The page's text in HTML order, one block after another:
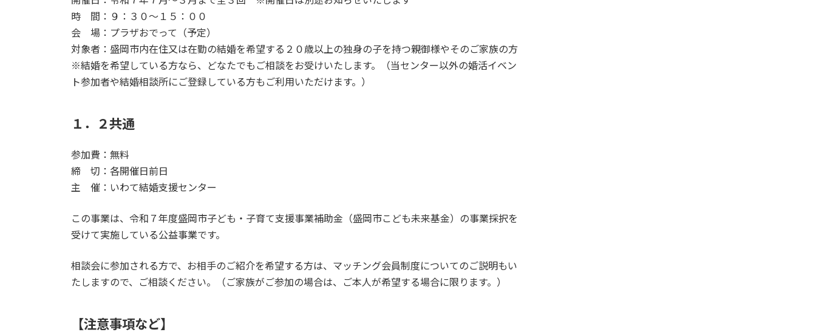
時 間：９：３０～１５：００
会 場：プラザおでって（予定）
対象者：盛岡市内在住又は在勤の結婚を希望する２０歳以上の独身の子を持つ親御様やそのご家族の方
※結婚を希望している方なら、どなたでもご相談をお受けいたします。（当センター以外の婚活イベン
ト参加者や結婚相談所にご登録している方もご利用いただけます。）
１．２共通
参加費：無料
締 切：各開催日前日
主 催：いわて結婚支援センター
この事業は、令和７年度盛岡市子ども・子育て支援事業補助金（盛岡市こども未来基金）の事業採択を
受けて実施している公益事業です。
相談会に参加される方で、お相手のご紹介を希望する方は、マッチング会員制度についてのご説明もい
たしますので、ご相談ください。（ご家族がご参加の場合は、ご本人が希望する場合に限ります。）
【注意事項など】